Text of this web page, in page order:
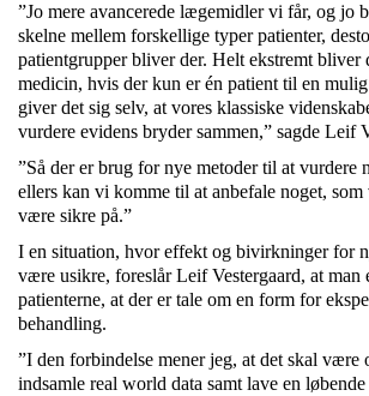
”Jo mere avancerede lægemidler vi får, og jo
skelne mellem forskellige typer patienter,
patientgrupper bliver der. Helt ekstremt bliver
medicin, hvis der kun er én patient til en
giver det sig selv, at vores klassiske
vurdere evidens bryder sammen,” sagde Leif
”Så der er brug for nye metoder til at vurdere
ellers kan vi komme til at anbefale noget,
være sikre på.”
I en situation, hvor effekt og bivirkninger for
være usikre, foreslår Leif Vestergaard, at man
patienterne, at der er tale om en form for
behandling.
”I den forbindelse mener jeg, at det skal være
indsamle real world data samt lave en